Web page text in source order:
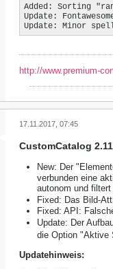
Added: Sorting
Update:
Update: Minor
http://www.premium-
17.11.2017, 07:45
CustomCatalog
New: Der
verbunden eine
autonom und
Fixed: Das Bild-
Fixed: API:
Update: Der
die Option "Aktive
Updatehinweis: